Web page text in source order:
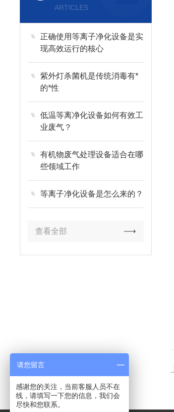
ARTICLES
正确使用等离子净化设备是实
现高效运行的核心
紫外灯杀菌机是传统消毒有*
的*性
低温等离净化设备如何有效工
业废气？
有机物废气处理设备适合在哪
些领域工作
等离子净化设备是怎么来的？
查看全部
请您留言
感谢您的关注，当前客服人员不在
线，请填写一下您的信息，我们会
尽快和您联系。